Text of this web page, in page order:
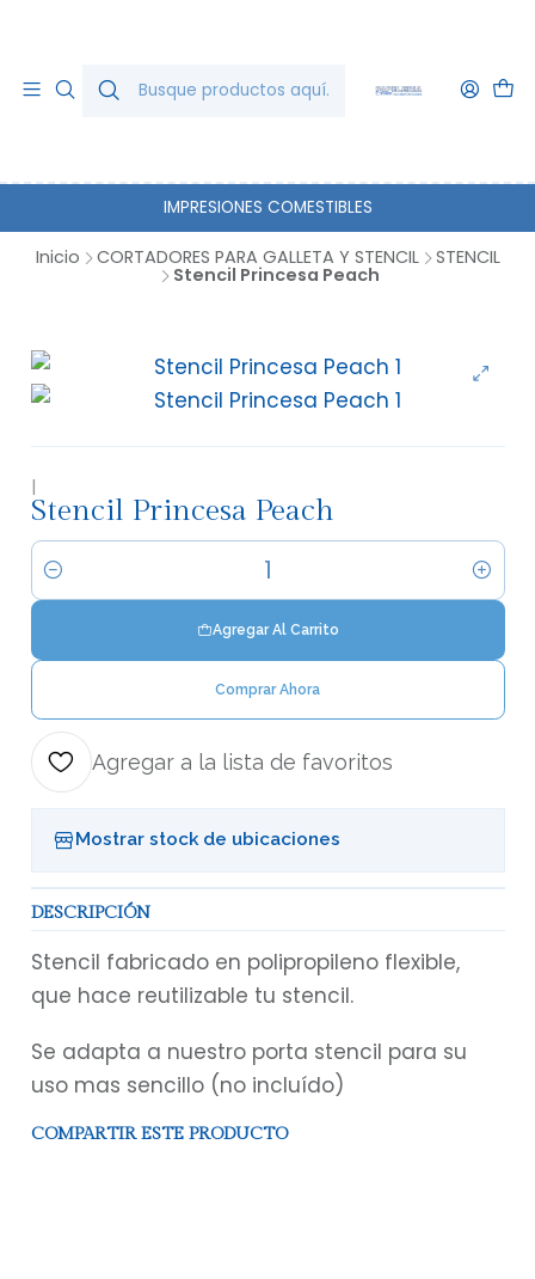
IMPRESIONES COMESTIBLES
Inicio CORTADORES PARA GALLETA Y STENCIL STENCIL
Stencil Princesa Peach
|
Stencil Princesa Peach
Cantidad
Agregar Al Carrito
Comprar Ahora
Agregar a la lista de favoritos
Mostrar stock de ubicaciones
DESCRIPCIÓN
Stencil fabricado en polipropileno flexible,
que hace reutilizable tu stencil.
Se adapta a nuestro porta stencil para su
uso mas sencillo (no incluído)
COMPARTIR ESTE PRODUCTO